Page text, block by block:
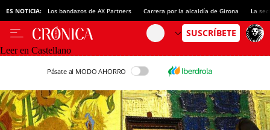
ES NOTICIA: Los bandazos de AX Partners Carrera por la alcaldía de Girona La
Leer en Castellano
Pásate al MODO AHORRO